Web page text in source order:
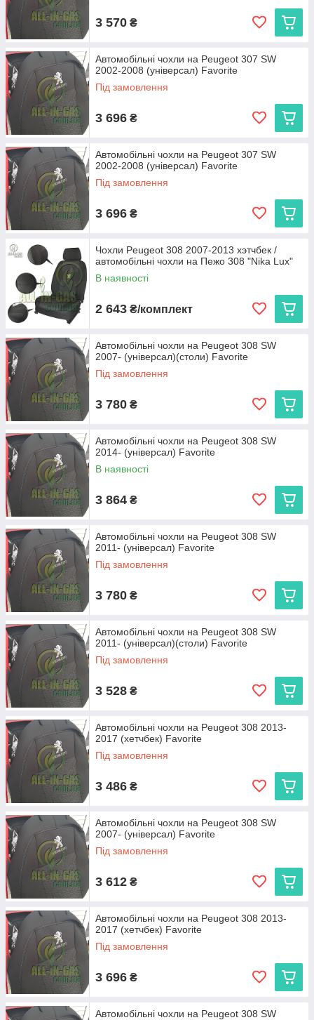
3 570 ₴
Автомобільні чохли на Peugeot 307 SW
2002-2008 (універсал) Favorite
Під замовлення
3 696 ₴
Автомобільні чохли на Peugeot 307 SW
2002-2008 (універсал) Favorite
Під замовлення
3 696 ₴
Чохли Peugeot 308 2007-2013 хэтчбек /
автомобільні чохли на Пежо 308 "Nika Lux"
В наявності
2 643 ₴/комплект
Автомобільні чохли на Peugeot 308 SW
2007- (універсал)(столи) Favorite
Під замовлення
3 780 ₴
Автомобільні чохли на Peugeot 308 SW
2014- (універсал) Favorite
В наявності
3 864 ₴
Автомобільні чохли на Peugeot 308 SW
2011- (універсал) Favorite
Під замовлення
3 780 ₴
Автомобільні чохли на Peugeot 308 SW
2011- (універсал)(столи) Favorite
Під замовлення
3 528 ₴
Автомобільні чохли на Peugeot 308 2013-
2017 (хетчбек) Favorite
Під замовлення
3 486 ₴
Автомобільні чохли на Peugeot 308 SW
2007- (універсал) Favorite
Під замовлення
3 612 ₴
Автомобільні чохли на Peugeot 308 2013-
2017 (хетчбек) Favorite
Під замовлення
3 696 ₴
Автомобільні чохли на Peugeot 308 SW